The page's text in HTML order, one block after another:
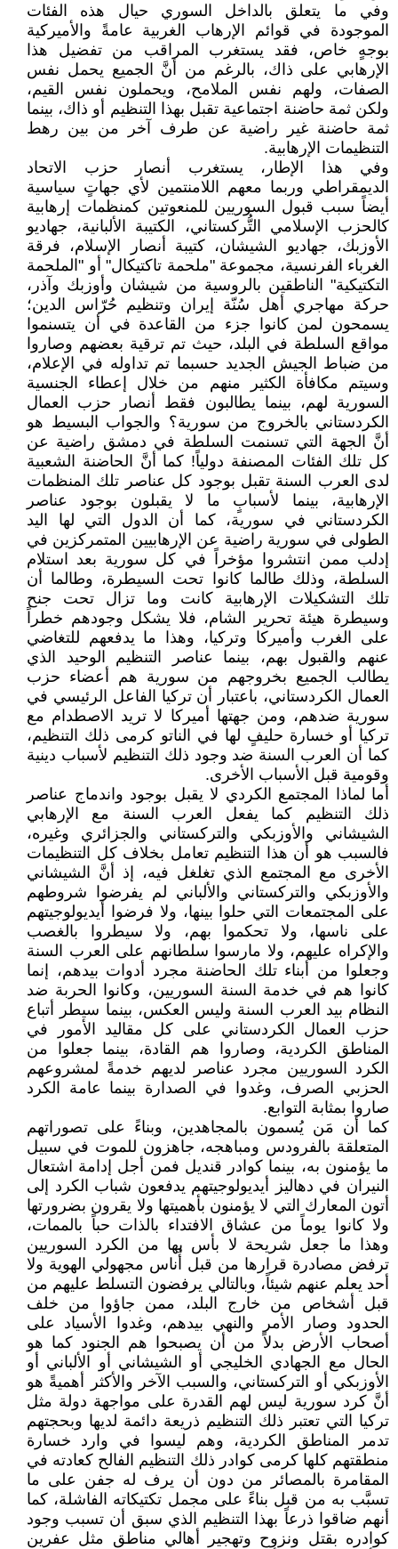
وفي ما يتعلق بالداخل السوري حيال هذه الفئات
الموجودة في قوائم الإرهاب الغربية عامةً والأميركية
بوجهٍ خاص، فقد يستغرب المراقب من تفضيل هذا
الإرهابي على ذاك، بالرغم من أنَّ الجميع يحمل نفس
الصفات، ولهم نفس الملامح، ويحملون نفس القيم،
ولكن ثمة حاضنة اجتماعية تقبل بهذا التنظيم أو ذاك، بينما
ثمة حاضنة غير راضية عن طرف آخر من بين رهط
التنظيمات الإرهابية.
وفي هذا الإطار، يستغرب أنصار حزب الاتحاد
الديمقراطي وربما معهم اللامنتمين لأي جهاتٍ سياسية
أيضاً سبب قبول السوريين للمنعوتين كمنظمات إرهابية
كالحزب الإسلامي التُّركستاني، الكتيبة الألبانية، جهاديو
الأوزبك، جهاديو الشيشان، كتيبة أنصار الإسلام، فرقة
الغرباء الفرنسية، مجموعة "ملحمة تاكتيكال" أو "الملحمة
التكتيكية" الناطقين بالروسية من شيشان وأوزبك وآذر،
حركة مهاجري أهل سُنّة إيران وتنظيم حُرّاس الدين؛
يسمحون لمن كانوا جزء من القاعدة في أن يتسنموا
مواقع السلطة في البلد، حيث تم ترقية بعضهم وصاروا
من ضباط الجيش الجديد حسبما تم تداوله في الإعلام،
وسيتم مكافأة الكثير منهم من خلال إعطاء الجنسية
السورية لهم، بينما يطالبون فقط أنصار حزب العمال
الكردستاني بالخروج من سورية؟ والجواب البسيط هو
أنَّ الجهة التي تسنمت السلطة في دمشق راضية عن
كل تلك الفئات المصنفة دولياً! كما أنَّ الحاضنة الشعبية
لدى العرب السنة تقبل بوجود كل عناصر تلك المنظمات
الإرهابية، بينما لأسبابٍ ما لا يقبلون بوجود عناصر
الكردستاني في سورية، كما أن الدول التي لها اليد
الطولى في سورية راضية عن الإرهابيين المتمركزين في
إدلب ممن انتشروا مؤخراً في كل سورية بعد استلام
السلطة، وذلك طالما كانوا تحت السيطرة، وطالما أن
تلك التشكيلات الإرهابية كانت وما تزال تحت جنح
وسيطرة هيئة تحرير الشام، فلا يشكل وجودهم خطراً
على الغرب وأميركا وتركيا، وهذا ما يدفعهم للتغاضي
عنهم والقبول بهم، بينما عناصر التنظيم الوحيد الذي
يطالب الجميع بخروجهم من سورية هم أعضاء حزب
العمال الكردستاني، باعتبار أن تركيا الفاعل الرئيسي في
سورية ضدهم، ومن جهتها أميركا لا تريد الاصطدام مع
تركيا أو خسارة حليفٍ لها في الناتو كرمى ذلك التنظيم،
كما أن العرب السنة ضد وجود ذلك التنظيم لأسباب دينية
وقومية قبل الأسباب الأخرى.
أما لماذا المجتمع الكردي لا يقبل بوجود واندماج عناصر
ذلك التنظيم كما يفعل العرب السنة مع الإرهابي
الشيشاني والأوزبكي والتركستاني والجزائري وغيره،
فالسبب هو أن هذا التنظيم تعامل بخلاف كل التنظيمات
الأخرى مع المجتمع الذي تغلغل فيه، إذ أنَّ الشيشاني
والأوزبكي والتركستاني والألباني لم يفرضوا شروطهم
على المجتمعات التي حلوا بينها، ولا فرضوا أيديولوجيتهم
على ناسها، ولا تحكموا بهم، ولا سيطروا بالغصب
والإكراه عليهم، ولا مارسوا سلطانهم على العرب السنة
وجعلوا من أبناء تلك الحاضنة مجرد أدوات بيدهم، إنما
كانوا هم في خدمة السنة السوريين، وكانوا الحربة ضد
النظام بيد العرب السنة وليس العكس، بينما سيطر أتباع
حزب العمال الكردستاني على كل مقاليد الأمور في
المناطق الكردية، وصاروا هم القادة، بينما جعلوا من
الكرد السوريين مجرد عناصر لديهم خدمةً لمشروعهم
الحزبي الصرف، وغدوا في الصدارة بينما عامة الكرد
صاروا بمثابة التوابع.
كما أن مَن يُسمون بالمجاهدين، وبناءً على تصوراتهم
المتعلقة بالفرودس ومباهجه، جاهزون للموت في سبيل
ما يؤمنون به، بينما كوادر قنديل فمن أجل إدامة اشتعال
النيران في دهاليز أيديولوجيتهم يدفعون شباب الكرد إلى
أتون المعارك التي لا يؤمنون بأهميتها ولا يقرون بضرورتها
ولا كانوا يوماً من عشاق الافتداء بالذات حباً بالممات،
وهذا ما جعل شريحة لا بأس بها من الكرد السوريين
ترفض مصادرة قرارها من قبل أُناس مجهولي الهوية ولا
أحد يعلم عنهم شيئاً، وبالتالي يرفضون التسلط عليهم من
قبل أشخاص من خارج البلد، ممن جاؤوا من خلف
الحدود وصار الأمر والنهي بيدهم، وغدوا الأسياد على
أصحاب الأرض بدلاً من أن يصبحوا هم الجنود كما هو
الحال مع الجهادي الخليجي أو الشيشاني أو الألباني أو
الأوزبكي أو التركستاني، والسبب الآخر والأكثر أهميةً هو
أنَّ كرد سورية ليس لهم القدرة على مواجهة دولة مثل
تركيا التي تعتبر ذلك التنظيم ذريعة دائمة لديها وبحجتهم
تدمر المناطق الكردية، وهم ليسوا في وارد خسارة
منطقتهم كلها كرمى كوادر ذلك التنظيم الفالح كعادته في
المقامرة بالمصائر من دون أن يرف له جفن على ما
تسبَّب به من قبل بناءً على مجمل تكتيكاته الفاشلة، كما
أنهم ضاقوا ذرعاً بهذا التنظيم الذي سبق أن تسبب وجود
كوادره بقتل ونزوح وتهجير أهالي مناطق مثل عفرين